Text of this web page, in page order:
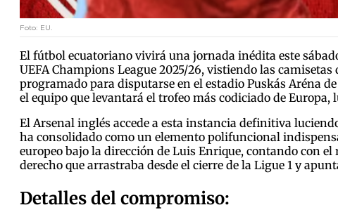
Foto: EU.
El fútbol ecuatoriano vivirá una jornada inédita este
UEFA Champions League 2025/26, vistiendo las
programado para disputarse en el estadio Puskás Aréna
el equipo que levantará el trofeo más codiciado de
El Arsenal inglés accede a esta instancia definitiva
ha consolidado como un elemento polifuncional
europeo bajo la dirección de Luis Enrique, contando con
derecho que arrastraba desde el cierre de la Ligue 1 y
Detalles del compromiso: